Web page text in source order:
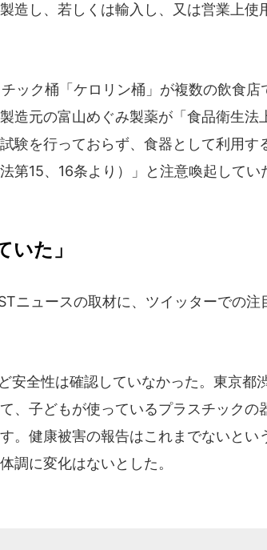
造し、若しくは輸入し、又は営業上使
ック桶「ケロリン桶」が複数の飲食店
造元の富山めぐみ製薬が「食品衛生法
験を行っておらず、食器として利用す
第15、16条より）」と注意喚起してい
いた」
ニュースの取材に、ツイッターでの注
安全性は確認していなかった。東京都
、子どもが使っているプラスチックの
。健康被害の報告はこれまでないとい
調に変化はないとした。